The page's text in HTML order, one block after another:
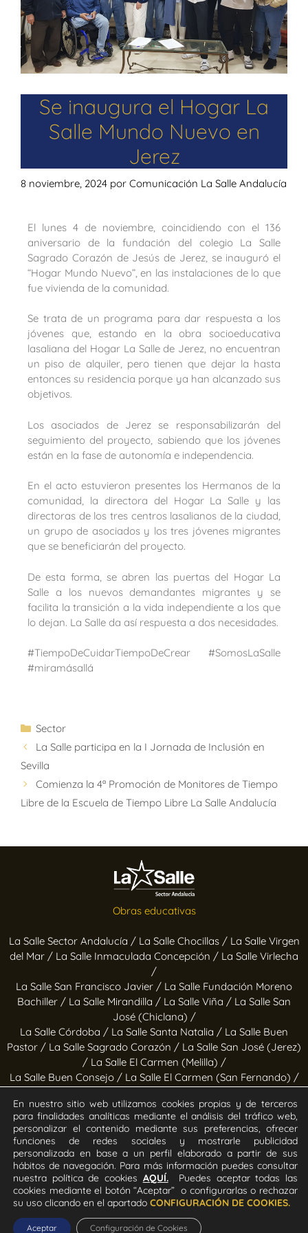
Se inaugura el Hogar La
Salle Mundo Nuevo en
Jerez
8 noviembre, 2024 por Comunicación La Salle Andalucía
El lunes 4 de noviembre, coincidiendo con el 136
aniversario de la fundación del colegio La Salle
Sagrado Corazón de Jesús de Jerez, se inauguró el
“Hogar Mundo Nuevo”, en las instalaciones de lo que
fue vivienda de la comunidad.
Se trata de un programa para dar respuesta a los
jóvenes que, estando en la obra socioeducativa
lasaliana del Hogar La Salle de Jerez, no encuentran
un piso de alquiler, pero tienen que dejar la hasta
entonces su residencia porque ya han alcanzado sus
objetivos.
Los asociados de Jerez se responsabilizarán del
seguimiento del proyecto, sabiendo que los jóvenes
están en la fase de autonomía e independencia.
En el acto estuvieron presentes los Hermanos de la
comunidad, la directora del Hogar La Salle y las
directoras de los tres centros lasalianos de la ciudad,
un grupo de asociados y los tres jóvenes migrantes
que se beneficiarán del proyecto.
De esta forma, se abren las puertas del Hogar La
Salle a los nuevos demandantes migrantes y se
facilita la transición a la vida independiente a los que
lo dejan. La Salle da así respuesta a dos necesidades.
#TiempoDeCuidarTiempoDeCrear #SomosLaSalle
#miramásallá
Sector
La Salle participa en la I Jornada de Inclusión en
Sevilla
Comienza la 4ª Promoción de Monitores de Tiempo
Libre de la Escuela de Tiempo Libre La Salle Andalucía
Obras educativas
La Salle Sector Andalucía / La Salle Chocillas / La Salle Virgen
del Mar / La Salle Inmaculada Concepción / La Salle Virlecha
/
La Salle San Francisco Javier / La Salle Fundación Moreno
Bachiller / La Salle Mirandilla / La Salle Viña / La Salle San
José (Chiclana) /
La Salle Córdoba / La Salle Santa Natalia / La Salle Buen
Pastor / La Salle Sagrado Corazón / La Salle San José (Jerez)
/ La Salle El Carmen (Melilla) /
La Salle Buen Consejo / La Salle El Carmen (San Fernando) /
Purísima
Obras socioeducativas
Estrella Azahara /Manos Abiertas /Hogar Jerez / Proyecto
Alfa /Hogar San Ramón y San Fernando / Calor en la Noche
el equipo T.I.C. del Sector Andalucía ©2026 La Salle Andalucía.
En nuestro sitio web utilizamos cookies propias y de terceros
para finalidades analíticas mediante el análisis del tráfico web,
personalizar el contenido mediante sus preferencias, ofrecer
funciones de redes sociales y mostrarle publicidad
personalizada en base a un perfil elaborado a partir de sus
hábitos de navegación. Para más información puedes consultar
nuestra política de cookies AQUÍ.
Puedes aceptar todas las
cookies mediante el botón “Aceptar” o configurarlas o rechazar
su uso clicando en el apartado CONFIGURACIÓN DE COOKIES.
Aceptar Configuración de Cookies